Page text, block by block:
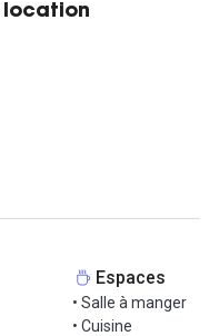
avec 4 postes de
très bon cadre de
d'un environnement
les salles réunions,
reprographie sont
rapidement !
!
location
Espaces
• Salle à manger
• Cuisine